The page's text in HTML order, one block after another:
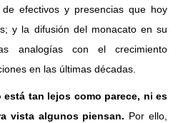
efectivos y presencias que hoy
y la difusión del monacato en su
analogías con el crecimiento
en las últimas décadas.
está tan lejos como parece, ni es
vista algunos piensan. Por ello,